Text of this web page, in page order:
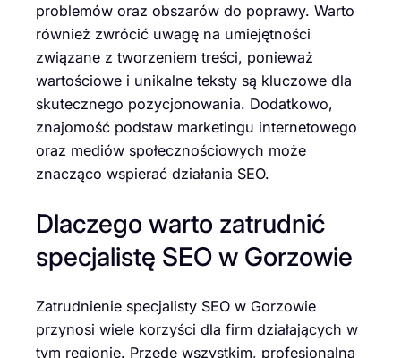
problemów oraz obszarów do poprawy. Warto
również zwrócić uwagę na umiejętności
związane z tworzeniem treści, ponieważ
wartościowe i unikalne teksty są kluczowe dla
skutecznego pozycjonowania. Dodatkowo,
znajomość podstaw marketingu internetowego
oraz mediów społecznościowych może
znacząco wspierać działania SEO.
Dlaczego warto zatrudnić
specjalistę SEO w Gorzowie
Zatrudnienie specjalisty SEO w Gorzowie
przynosi wiele korzyści dla firm działających w
tym regionie. Przede wszystkim, profesjonalna